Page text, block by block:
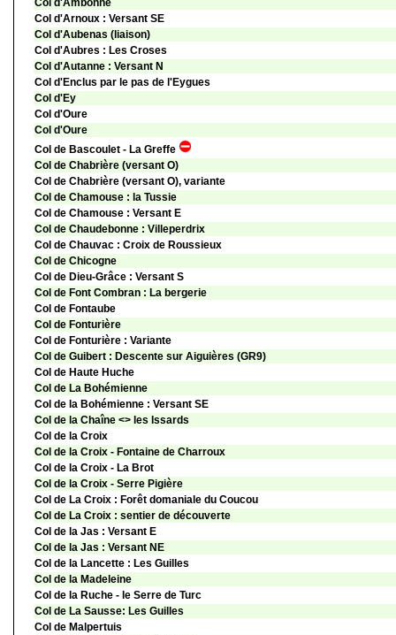
Col d'Ambonne
Col d'Arnoux : Versant SE
Col d'Aubenas (liaison)
Col d'Aubres : Les Croses
Col d'Autanne : Versant N
Col d'Enclus par le pas de l'Eygues
Col d'Ey
Col d'Oure
Col d'Oure
Col de Bascoulet - La Greffe
Col de Chabrière (versant O)
Col de Chabrière (versant O), variante
Col de Chamouse : la Tussie
Col de Chamouse : Versant E
Col de Chaudebonne : Villeperdrix
Col de Chauvac : Croix de Roussieux
Col de Chicogne
Col de Dieu-Grâce : Versant S
Col de Font Combran : La bergerie
Col de Fontaube
Col de Fonturière
Col de Fonturière : Variante
Col de Guibert : Descente sur Aiguières (GR9)
Col de Haute Huche
Col de La Bohémienne
Col de la Bohémienne : Versant SE
Col de la Chaîne <> les Issards
Col de la Croix
Col de la Croix - Fontaine de Charroux
Col de la Croix - La Brot
Col de la Croix - Serre Pigière
Col de La Croix : Forêt domaniale du Coucou
Col de La Croix : sentier de découverte
Col de la Jas : Versant E
Col de la Jas : Versant NE
Col de la Lancette : Les Guilles
Col de la Madeleine
Col de la Ruche - le Serre de Turc
Col de La Sausse: Les Guilles
Col de Malpertuis